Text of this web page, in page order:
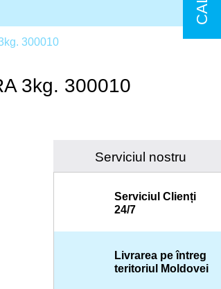
300010
3kg. 300010
Serviciul nostru
Serviciul Clienți
24/7
Livrarea pe întreg
teritoriul Moldovei